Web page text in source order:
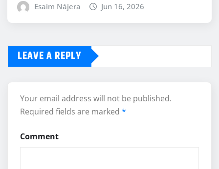
Esaim Nájera Jun 16, 2026
LEAVE A REPLY
Your email address will not be published.
Required fields are marked *
Comment